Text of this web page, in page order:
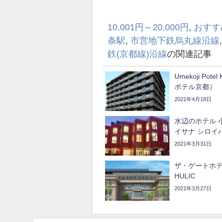
10,001円～20,000円 , おす
条駅,市営地下鉄烏丸線沿線
鉄(京都線)沿線の関連記事
Umekoji Potel
ポテル京都）
2021年4月18日
水辺のホテル
イサナ シロイ
2021年3月31日
ザ・ゲートホ
HULIC
2021年3月27日